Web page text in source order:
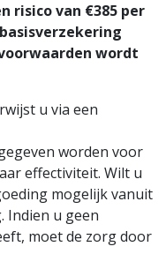
risico van €385 per
wordt
u via een
worden voor
effectiviteit. Wilt u
mogelijk vanuit
Indien u geen
moet de zorg door